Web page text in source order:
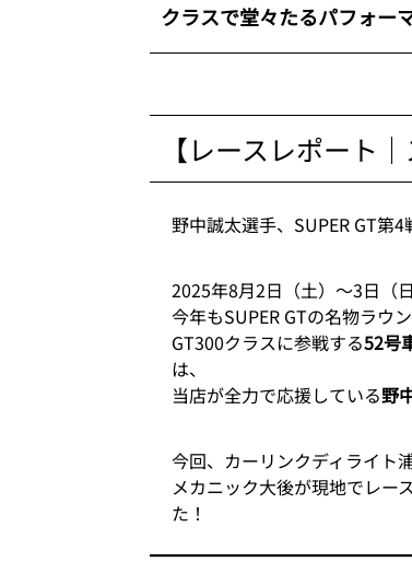
クラスで堂々たるパフォー
【レースレポート
野中誠太選手、SUPER GT第
2025年8月2日（土）〜3日（
今年もSUPER GTの名物ラウ
GT300クラスに参戦する52号
は、
当店が全力で応援している野
今回、カーリンクディライト
メカニック大後が現地でレー
た！